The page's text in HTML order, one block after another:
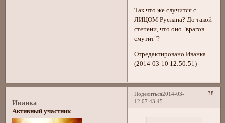
Так что же случится с
ЛИЦОМ Руслана? До такой
степени, что оно "врагов
смутит"?
Отредактировано Иванка
(2014-03-10 12:50:51)
Поделиться 38
2014-03-
12 07:43:45
Иванка
Активный участник